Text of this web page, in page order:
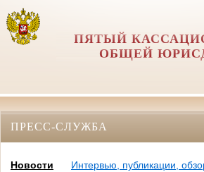
ПЯТЫЙ
ОБЩЕЙ
ПРЕСС-СЛУЖБА
Новости
Интервью, публикации,